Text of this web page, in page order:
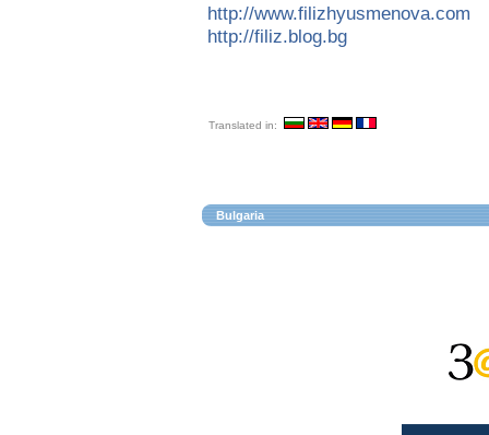
http://www.filizhyusmenova.com
http://filiz.blog.bg
Translated in:
Bulgaria